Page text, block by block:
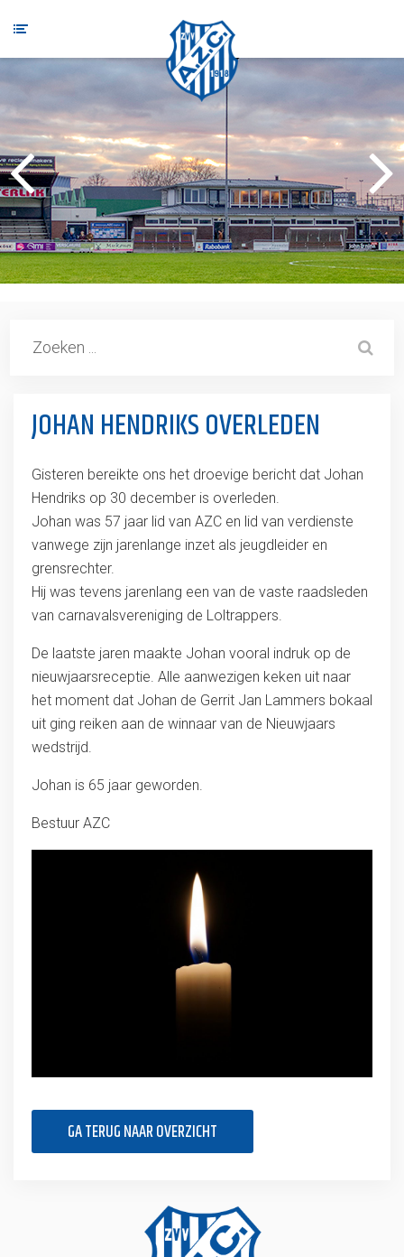
JOHAN HENDRIKS OVERLEDEN
Gisteren bereikte ons het droevige bericht dat Johan
Hendriks op 30 december is overleden.
Johan was 57 jaar lid van AZC en lid van verdienste
vanwege zijn jarenlange inzet als jeugdleider en
grensrechter.
Hij was tevens jarenlang een van de vaste raadsleden
van carnavalsvereniging de Loltrappers.
De laatste jaren maakte Johan vooral indruk op de
nieuwjaarsreceptie. Alle aanwezigen keken uit naar
het moment dat Johan de Gerrit Jan Lammers bokaal
uit ging reiken aan de winnaar van de Nieuwjaars
wedstrijd.
Johan is 65 jaar geworden.
Bestuur AZC
GA TERUG NAAR OVERZICHT